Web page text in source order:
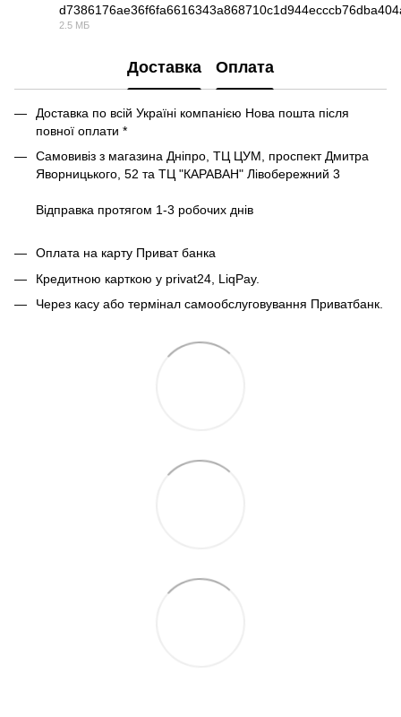
2.5 МБ
Доставка Оплата
Доставка по всій Україні компанією Нова пошта після
повної оплати *
Самовивіз з магазина Дніпро, ТЦ ЦУМ, проспект Дмитра
Яворницького, 52 та ТЦ "КАРАВАН" Лівобережний 3
Відправка протягом 1-3 робочих днів
Оплата на карту Приват банка
Кредитною карткою у privat24, LiqPay.
Через касу або термінал самообслуговування Приватбанк.